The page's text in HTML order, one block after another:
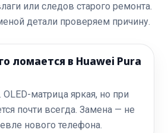
или следов старого ремонта.
детали проверяем причину.
ломается в Huawei Pura
матрица яркая, но при
почти всегда. Замена — не
нового телефона.